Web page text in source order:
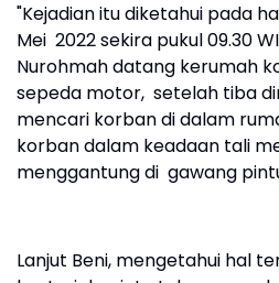
"Kejadian itu diketahui pada
Mei 2022 sekira pukul 09.30
Nurohmah datang kerumah
sepeda motor, setelah tiba
mencari korban di dalam
korban dalam keadaan tali
menggantung di gawang
Lanjut Beni, mengetahui hal